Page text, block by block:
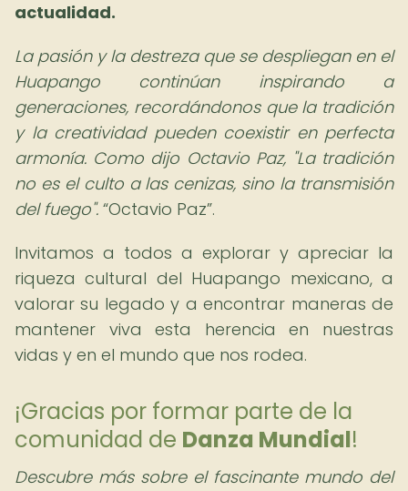
actualidad.
La pasión y la destreza que se despliegan en el
Huapango continúan inspirando a
generaciones, recordándonos que la tradición
y la creatividad pueden coexistir en perfecta
armonía. Como dijo Octavio Paz, "La tradición
no es el culto a las cenizas, sino la transmisión
del fuego". Octavio Paz .
Invitamos a todos a explorar y apreciar la
riqueza cultural del Huapango mexicano, a
valorar su legado y a encontrar maneras de
mantener viva esta herencia en nuestras
vidas y en el mundo que nos rodea.
¡Gracias por formar parte de la
comunidad de Danza Mundial!
Descubre más sobre el fascinante mundo del